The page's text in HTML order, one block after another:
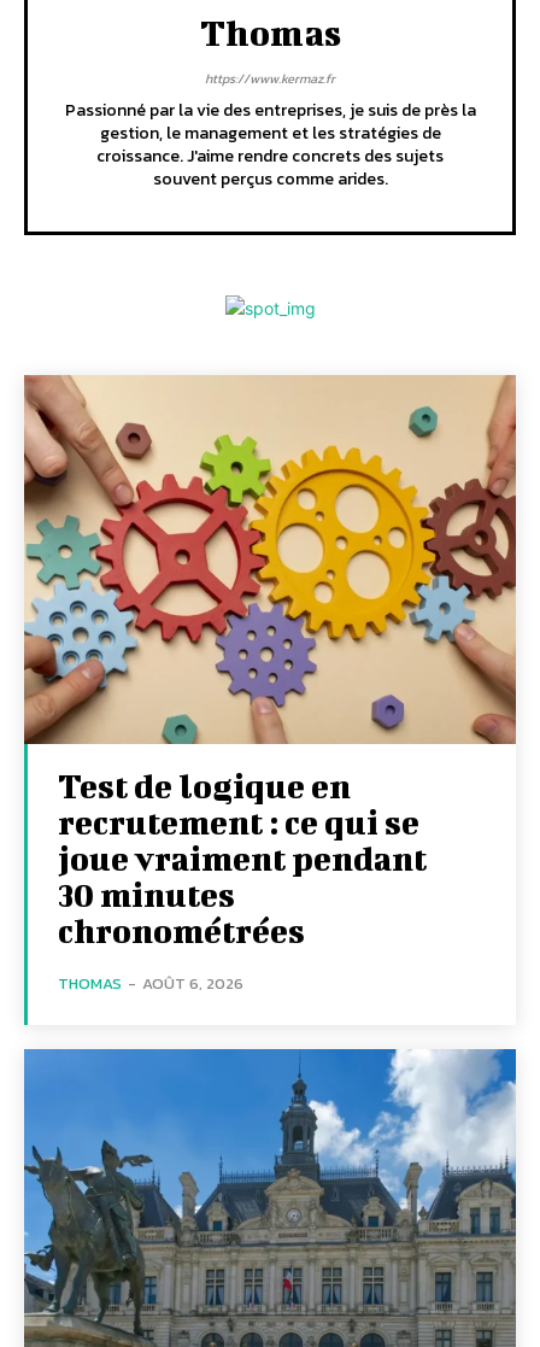
Thomas
https://www.kermaz.fr
Passionné par la vie des entreprises, je suis de près la
gestion, le management et les stratégies de
croissance. J'aime rendre concrets des sujets
souvent perçus comme arides.
Test de logique en
recrutement : ce qui se
joue vraiment pendant
30 minutes
chronométrées
THOMAS - AOÛT 6, 2026